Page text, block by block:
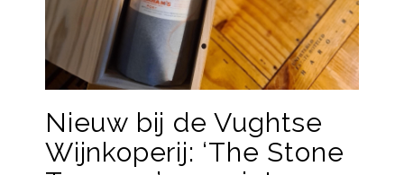
Nieuw bij de Vughtse
Wijnkoperij: ‘The Stone